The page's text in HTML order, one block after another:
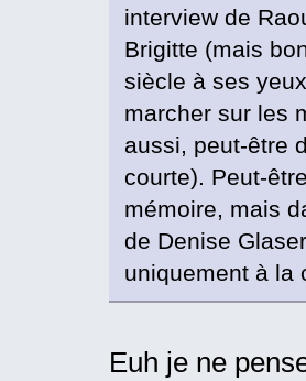
interview de
Brigitte (mais
siècle à ses
marcher sur les
aussi, peut-être
courte). Peut-
mémoire, mais
de Denise
uniquement à la
Euh je ne